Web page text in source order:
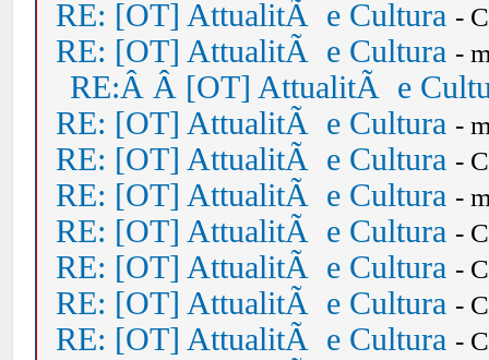
RE: [OT] AttualitÃ e Cultura -
RE: [OT] AttualitÃ e Cultura -
RE:Â Â [OT] AttualitÃ e
RE: [OT] AttualitÃ e Cultura -
RE: [OT] AttualitÃ e Cultura -
RE: [OT] AttualitÃ e Cultura -
RE: [OT] AttualitÃ e Cultura -
RE: [OT] AttualitÃ e Cultura -
RE: [OT] AttualitÃ e Cultura -
RE: [OT] AttualitÃ e Cultura -